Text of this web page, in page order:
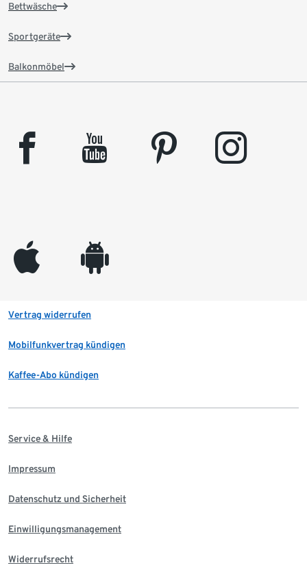
Bettwäsche
Sportgeräte
Balkonmöbel
facebook youtube pinterest instagram
appleinc android
Vertrag widerrufen
Mobilfunkvertrag kündigen
Kaffee-Abo kündigen
Service & Hilfe
Impressum
Datenschutz und Sicherheit
Einwilligungsmanagement
Widerrufsrecht